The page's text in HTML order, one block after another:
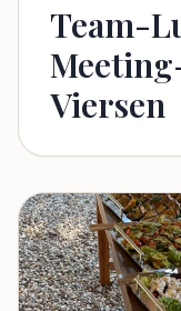
Team-
Viersen